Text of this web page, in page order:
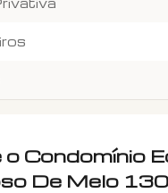
o Condomínio
De Melo